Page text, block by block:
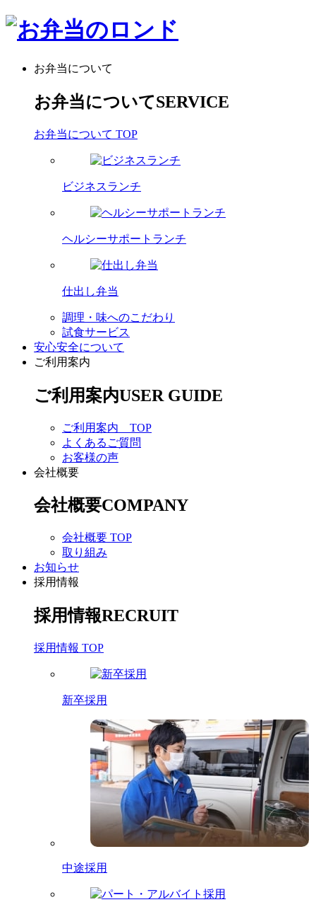
お弁当について
お弁当についてSERVICE
お弁当について TOP
ビジネスランチ
ヘルシーサポートランチ
仕出し弁当
調理・味へのこだわり
試食サービス
安心安全について
ご利用案内
ご利用案内USER GUIDE
ご利用案内 TOP
よくあるご質問
お客様の声
会社概要
会社概要COMPANY
会社概要 TOP
取り組み
お知らせ
採用情報
採用情報RECRUIT
採用情報 TOP
新卒採用
中途採用